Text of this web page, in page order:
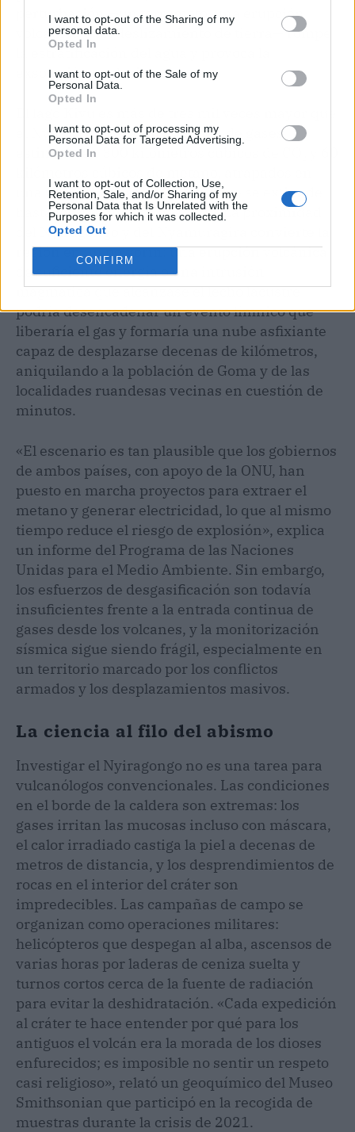
I want to opt-out of the Sharing of my
personal data.
Opted In
I want to opt-out of the Sale of my
Personal Data.
Opted In
I want to opt-out of processing my
Personal Data for Targeted Advertising.
Opted In
I want to opt-out of Collection, Use,
Retention, Sale, and/or Sharing of my
Personal Data that Is Unrelated with the
Purposes for which it was collected.
Opted Out
CONFIRM
perturbación —un terremoto, una erupción
volcánica o un deslizamiento de tierra— rompe
la estratificación del agua y provoca la
exsolución explosiva.
el Nyos y contiene un volumen de gases
estimado en 300 kilómetros cúbicos de CO₂ y 60
una zona de aguas profundas que se extiende
hasta los 485 metros de fondo. La proximidad
del Nyiragongo y del Nyamuragira convierte la
región en un polvorín: una erupción volcánica
de suficiente energía o una intrusión
magmática que alcanzase el lecho lacustre
podría desencadenar un evento límnico que
liberaría el gas y formaría una nube asfixiante
capaz de desplazarse decenas de kilómetros,
aniquilando a la población de Goma y de las
localidades ruandesas vecinas en cuestión de
minutos.
«El escenario es tan plausible que los gobiernos
de ambos países, con apoyo de la ONU, han
puesto en marcha proyectos para extraer el
metano y generar electricidad, lo que al mismo
tiempo reduce el riesgo de explosión», explica
un informe del Programa de las Naciones
Unidas para el Medio Ambiente. Sin embargo,
los esfuerzos de desgasificación son todavía
insuficientes frente a la entrada continua de
gases desde los volcanes, y la monitorización
sísmica sigue siendo frágil, especialmente en
un territorio marcado por los conflictos
armados y los desplazamientos masivos.
La ciencia al filo del abismo
Investigar el Nyiragongo no es una tarea para
vulcanólogos convencionales. Las condiciones
en el borde de la caldera son extremas: los
gases irritan las mucosas incluso con máscara,
el calor irradiado castiga la piel a decenas de
metros de distancia, y los desprendimientos de
rocas en el interior del cráter son
impredecibles. Las campañas de campo se
organizan como operaciones militares:
helicópteros que despegan al alba, ascensos de
varias horas por laderas de ceniza suelta y
turnos cortos cerca de la fuente de radiación
para evitar la deshidratación. «Cada expedición
al cráter te hace entender por qué para los
antiguos el volcán era la morada de los dioses
enfurecidos; es imposible no sentir un respeto
casi religioso», relató un geoquímico del Museo
Smithsonian que participó en la recogida de
muestras durante la crisis de 2021.